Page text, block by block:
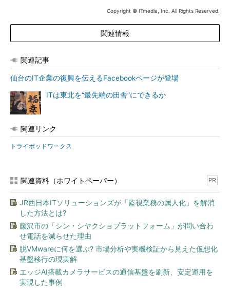
Copyright © ITmedia, Inc. All Rights Reserved.
関連情報
関連記事
仙台のIT企業の復興を伝えるFacebookページが登場
ITは東北を“最先端の田舎”にできるか
関連リンク
トライポッドワークス
関連資料（ホワイトペーパー） PR
JR西日本ITソリューションズが「監視業務の属人化」を解消
した方法とは?
藤沢市の「シン・シヤクショプラットフォーム」が問い合わ
せ電話を減らせた理由
脱VMwareに何を選ぶ? 市場分析や実機検証から見えた仮想化
基盤移行の現実解
エッジAI搭載カメラサービスの通信基盤を刷新、安定運用を
実現した事例